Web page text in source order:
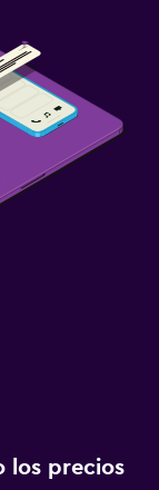
los precios